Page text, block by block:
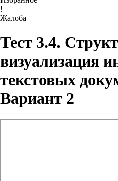
!
Жалоба
Тест 3.4.
визуализация
текстовых
Вариант 2